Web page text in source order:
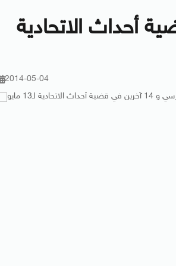
آخرين في قضية أحداث الاتحادية
2014-05-04